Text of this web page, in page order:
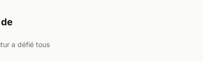
a défié tous